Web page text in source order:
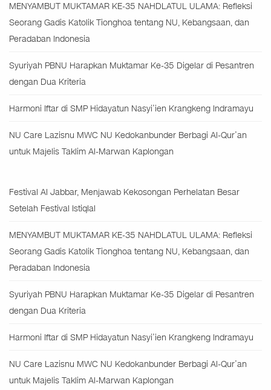
MENYAMBUT MUKTAMAR KE-35 NAHDLATUL ULAMA: Refleksi
Seorang Gadis Katolik Tionghoa tentang NU, Kebangsaan, dan
Peradaban Indonesia
Syuriyah PBNU Harapkan Muktamar Ke-35 Digelar di Pesantren
dengan Dua Kriteria
Harmoni Iftar di SMP Hidayatun Nasyi’ien Krangkeng Indramayu
NU Care Lazisnu MWC NU Kedokanbunder Berbagi Al-Qur’an
untuk Majelis Taklim Al-Marwan Kaplongan
Festival Al Jabbar, Menjawab Kekosongan Perhelatan Besar
Setelah Festival Istiqlal
MENYAMBUT MUKTAMAR KE-35 NAHDLATUL ULAMA: Refleksi
Seorang Gadis Katolik Tionghoa tentang NU, Kebangsaan, dan
Peradaban Indonesia
Syuriyah PBNU Harapkan Muktamar Ke-35 Digelar di Pesantren
dengan Dua Kriteria
Harmoni Iftar di SMP Hidayatun Nasyi’ien Krangkeng Indramayu
NU Care Lazisnu MWC NU Kedokanbunder Berbagi Al-Qur’an
untuk Majelis Taklim Al-Marwan Kaplongan